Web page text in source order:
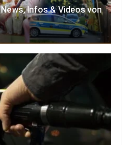
Infos & Videos von